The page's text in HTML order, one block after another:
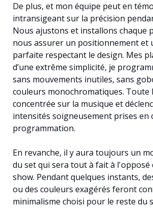
De plus, et mon équipe peut en
intransigeant sur la précision
Nous ajustons et installons chaque
nous assurer un positionnement et
parfaite respectant le design. Mes
d’une extrême simplicité, je
sans mouvements inutiles, sans
couleurs monochromatiques. Toute
concentrée sur la musique et
intensités soigneusement prises en
programmation.
En revanche, il y aura toujours un
du set qui sera tout à fait à l'opposé
show. Pendant quelques instants,
ou des couleurs exagérés feront
minimalisme choisi pour le reste du